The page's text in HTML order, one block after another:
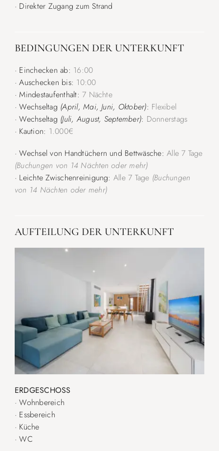
· Direkter Zugang zum Strand
BEDINGUNGEN DER UNTERKUNFT
· Einchecken ab: 16:00
· Auschecken bis: 10:00
· Mindestaufenthalt:7 Nächte
· Wechseltag (April, Mai, Juni, Oktober): Flexibel
· Wechseltag (Juli, August, September): Donnerstags
· Kaution: 1.000€
· Wechsel von Handtüchern und Bettwäsche:Alle 7 Tage
(Buchungen von 14 Nächten oder mehr)
· Leichte Zwischenreinigung: Alle 7 Tage (Buchungen
von 14 Nächten oder mehr)
AUFTEILUNG DER UNTERKUNFT
ERDGESCHOSS
· Wohnbereich
· Essbereich
· Küche
· WC